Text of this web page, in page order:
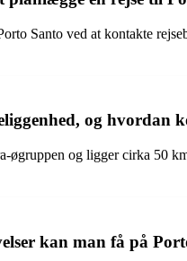
Santo ved at kontakte
og hvordan
øgruppen og ligger cirka 50
kan man få på